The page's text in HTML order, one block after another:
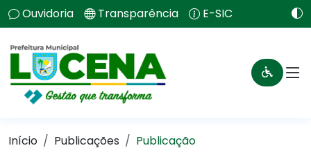
Ouvidoria Transparência E-SIC
Início Publicações Publicação